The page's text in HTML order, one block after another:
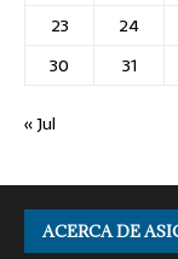
23
24
30
31
« Jul
ACERCA DE